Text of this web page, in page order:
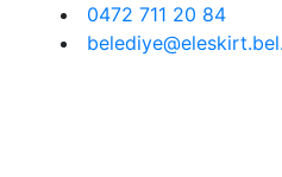
0472 711 20 84